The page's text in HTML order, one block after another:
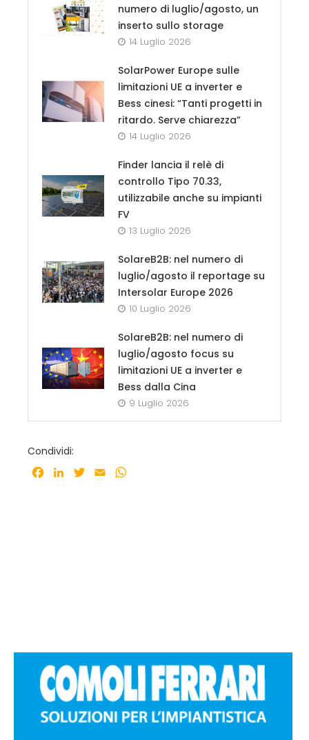
numero di luglio/agosto, un
inserto sullo storage
14 Luglio 2026
SolarPower Europe sulle
limitazioni UE a inverter e
Bess cinesi: “Tanti progetti in
ritardo. Serve chiarezza”
14 Luglio 2026
Finder lancia il relè di
controllo Tipo 70.33,
utilizzabile anche su impianti
FV
13 Luglio 2026
SolareB2B: nel numero di
luglio/agosto il reportage su
Intersolar Europe 2026
10 Luglio 2026
SolareB2B: nel numero di
luglio/agosto focus su
limitazioni UE a inverter e
Bess dalla Cina
9 Luglio 2026
Condividi:
Facebook
LinkedInTwitter
Email